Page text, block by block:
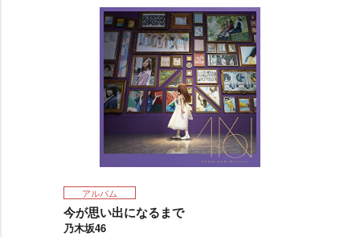
アルバム
今が思い出になるまで
乃木坂46